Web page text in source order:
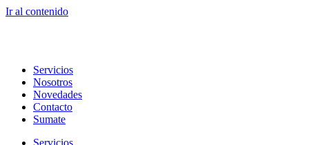
Ir al contenido
Servicios
Nosotros
Novedades
Contacto
Sumate
Servicios